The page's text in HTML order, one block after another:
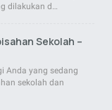
dilakukan d…
Sekolah –
Anda yang sedang
sekolah dan